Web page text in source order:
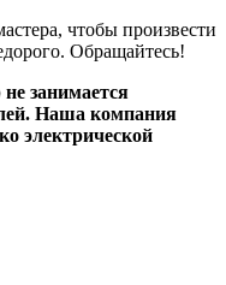
чтобы произвести
Обращайтесь!
занимается
Наша компания
электрической